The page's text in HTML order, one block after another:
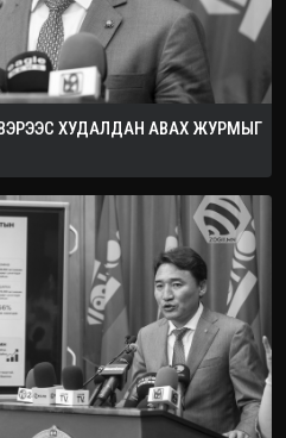
ХУДАЛДАН АВАХ ЖУРМЫГ